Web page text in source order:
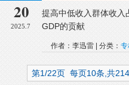
20
2025.7
提高中低收入群体收入
GDP的贡献
作者：李迅雷 | 分类：
第1/22页 每页10条,共